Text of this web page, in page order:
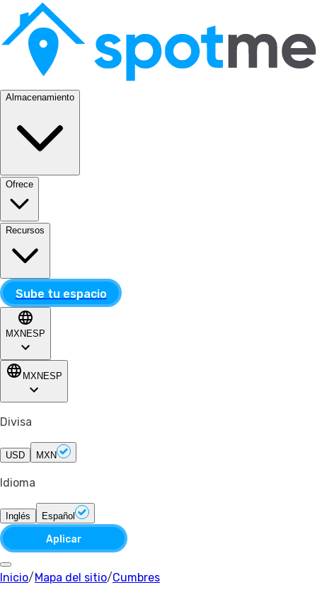
Almacenamiento
Ofrece
Recursos
Sube tu espacio
MXN ESP
MXN ESP
Divisa
USD MXN
Idioma
Inglés Español
Aplicar
Inicio/ Mapa del sitio/Cumbres